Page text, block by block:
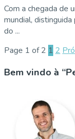
Com a chegada de
mundial,
do ...
Page 1 of 2 1 2
Bem vindo à